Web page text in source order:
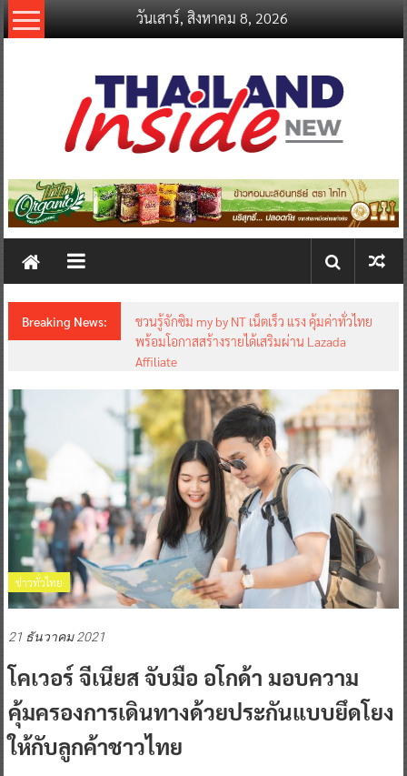
Skip
to
วันเสาร์, สิงหาคม 8, 2026
thailandinsidenew.com
Thailand
New
Breaking News:
ชวนรู้จักซิม my by NT เน็ตเร็ว แรง คุ้มค่าทั่วไทย
พร้อมโอกาสสร้างรายได้เสริมผ่าน Lazada
Affiliate
ข่าวทั่วไทย
21 ธันวาคม 2021
โคเวอร์ จีเนียส จับมือ อโกด้า มอบความ
คุ้มครองการเดินทางด้วยประกันแบบยึดโยง
ให้กับลูกค้าชาวไทย